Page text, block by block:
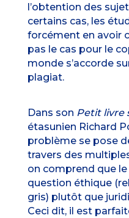
l’obtention des
certains cas, les
forcément en avoir
pas le cas pour le
monde s’accorde
plagiat.
Dans son Petit livre
étasunien Richard
problème se pose
travers des
on comprend que
question éthique
gris) plutôt que
Ceci dit, il est